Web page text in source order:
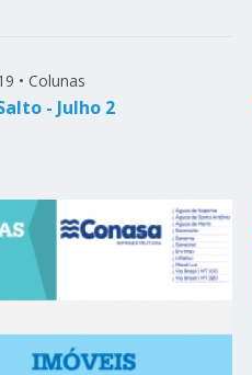
• Colunas
- Julho 2